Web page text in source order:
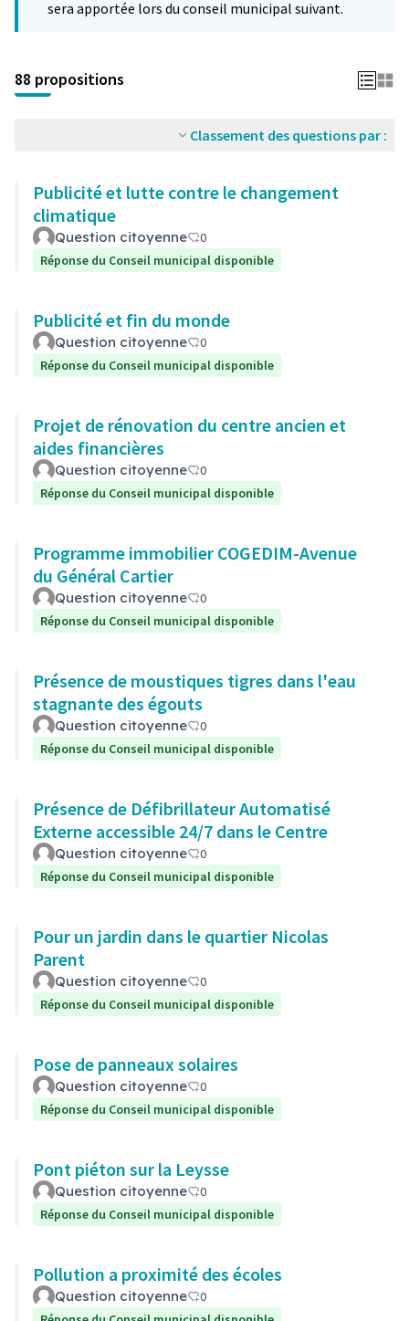
sera apportée lors du conseil municipal suivant.
88 propositions
Classement des questions par :
Publicité et lutte contre le changement
climatique
Question citoyenne
0
Réponse du Conseil municipal disponible
Publicité et fin du monde
Question citoyenne
0
Réponse du Conseil municipal disponible
Projet de rénovation du centre ancien et
aides financières
Question citoyenne
0
Réponse du Conseil municipal disponible
Programme immobilier COGEDIM-Avenue
du Général Cartier
Question citoyenne
0
Réponse du Conseil municipal disponible
Présence de moustiques tigres dans l'eau
stagnante des égouts
Question citoyenne
0
Réponse du Conseil municipal disponible
Présence de Défibrillateur Automatisé
Externe accessible 24/7 dans le Centre
Question citoyenne
0
Réponse du Conseil municipal disponible
Pour un jardin dans le quartier Nicolas
Parent
Question citoyenne
0
Réponse du Conseil municipal disponible
Pose de panneaux solaires
Question citoyenne
0
Réponse du Conseil municipal disponible
Pont piéton sur la Leysse
Question citoyenne
0
Réponse du Conseil municipal disponible
Pollution a proximité des écoles
Question citoyenne
0